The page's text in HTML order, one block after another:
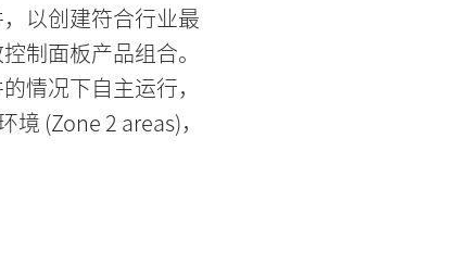
以创建符合行业最
制面板产品组合。
情况下自主运行，
(Zone 2 areas)，